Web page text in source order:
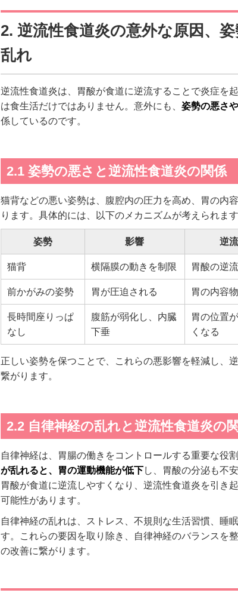
2. 逆流性食道炎の意外な原因、
乱れ
逆流性食道炎は、胃酸が食道に逆流することで炎症を
は食生活だけではありません。意外にも、 姿勢の悪さ
係しているのです。
2.1 姿勢の悪さと逆流性食道炎の関係
猫背などの悪い姿勢は、腹腔内の圧力を高め、胃の内
ります。具体的には、以下のメカニズムが考えられます
姿勢 影響 逆
猫背 横隔膜の動きを制限 胃酸の逆
前かがみの姿勢 胃が圧迫される 胃の内容
長時間座りっぱ
なし
腹筋が弱化し、内臓
下垂
胃の位置
くなる
正しい姿勢を保つことで、これらの悪影響を軽減し、
繋がります。
2.2 自律神経の乱れと逆流性食道炎の
自律神経は、胃腸の働きをコントロールする重要な役
が乱れると、胃の運動機能が低下し、胃酸の分泌も不
胃酸が食道に逆流しやすくなり、逆流性食道炎を引き
可能性があります。
自律神経の乱れは、ストレス、不規則な生活習慣、睡
す。これらの要因を取り除き、自律神経のバランスを
の改善に繋がります。